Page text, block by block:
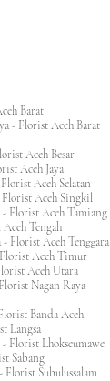
Barat
- Florist Aceh Barat
Aceh Besar
Aceh Jaya
Aceh Selatan
Florist Aceh Singkil
- Florist Aceh Tamiang
Tengah
- Florist Aceh Tenggara
Aceh Timur
Aceh Utara
Nagan Raya
Banda Aceh
Langsa
Florist Lhokseumawe
Sabang
Florist Subulussalam